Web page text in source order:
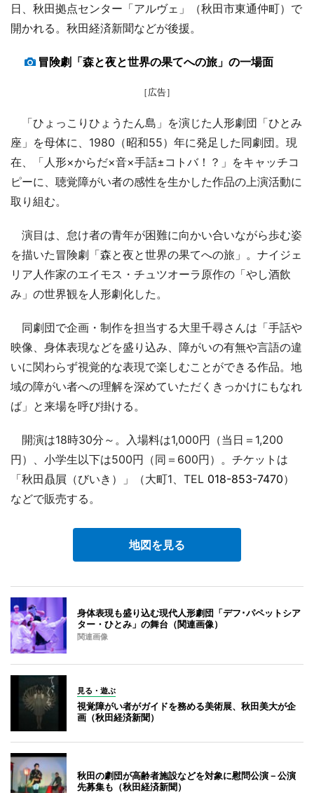
日、秋田拠点センター「アルヴェ」（秋田市東通仲町）で
開かれる。秋田経済新聞などが後援。
冒険劇「森と夜と世界の果てへの旅」の一場面
［広告］
「ひょっこりひょうたん島」を演じた人形劇団「ひとみ
座」を母体に、1980（昭和55）年に発足した同劇団。現
在、「人形×からだ×音×手話±コトバ！？」をキャッチコ
ピーに、聴覚障がい者の感性を生かした作品の上演活動に
取り組む。
演目は、怠け者の青年が困難に向かい合いながら歩む姿
を描いた冒険劇「森と夜と世界の果てへの旅」。ナイジェ
リア人作家のエイモス・チュツオーラ原作の「やし酒飲
み」の世界観を人形劇化した。
同劇団で企画・制作を担当する大里千尋さんは「手話や
映像、身体表現などを盛り込み、障がいの有無や言語の違
いに関わらず視覚的な表現で楽しむことができる作品。地
域の障がい者への理解を深めていただくきっかけにもなれ
ば」と来場を呼び掛ける。
開演は18時30分～。入場料は1,000円（当日＝1,200
円）、小学生以下は500円（同＝600円）。チケットは
「秋田贔屓（びいき）」（大町1、TEL 018-853-7470）
などで販売する。
地図を見る
身体表現も盛り込む現代人形劇団「デフ･パペットシア
ター・ひとみ」の舞台（関連画像）
関連画像
見る・遊ぶ
視覚障がい者がガイドを務める美術展、秋田美大が企
画（秋田経済新聞）
秋田の劇団が高齢者施設などを対象に慰問公演－公演
先募集も（秋田経済新聞）